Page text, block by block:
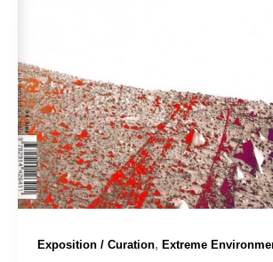
Exposition / Curation, Extreme